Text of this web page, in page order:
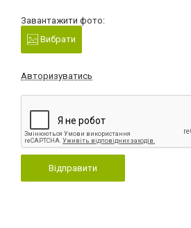
Завантажити фото:
Вибрати
Авторизуватись
Відправити